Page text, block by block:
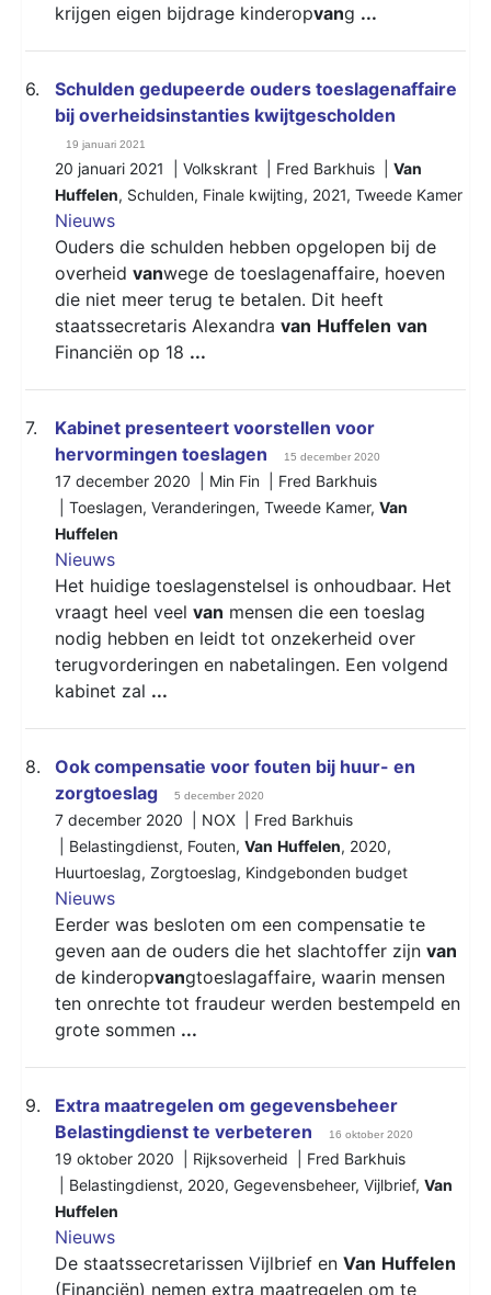
krijgen eigen bijdrage kinderopvang ...
6.
Schulden gedupeerde ouders toeslagenaffaire
bij overheidsinstanties kwijtgescholden
19 januari 2021
20 januari 2021 | Volkskrant | Fred Barkhuis | Van
Huffelen, Schulden, Finale kwijting, 2021, Tweede Kamer
Nieuws
Ouders die schulden hebben opgelopen bij de
overheid vanwege de toeslagenaffaire, hoeven
die niet meer terug te betalen. Dit heeft
staatssecretaris Alexandra van Huffelen van
Financiën op 18 ...
7.
Kabinet presenteert voorstellen voor
hervormingen toeslagen
15 december 2020
17 december 2020 | Min Fin | Fred Barkhuis
Toeslagen, Veranderingen, Tweede Kamer, Van
Huffelen
Nieuws
Het huidige toeslagenstelsel is onhoudbaar. Het
vraagt heel veel van mensen die een toeslag
nodig hebben en leidt tot onzekerheid over
terugvorderingen en nabetalingen. Een volgend
kabinet zal ...
8.
Ook compensatie voor fouten bij huur- en
zorgtoeslag
5 december 2020
7 december 2020 | NOX | Fred Barkhuis
Belastingdienst, Fouten, Van Huffelen, 2020,
Huurtoeslag, Zorgtoeslag, Kindgebonden budget
Nieuws
Eerder was besloten om een compensatie te
geven aan de ouders die het slachtoffer zijn van
de kinderopvangtoeslagaffaire, waarin mensen
ten onrechte tot fraudeur werden bestempeld en
grote sommen ...
9.
Extra maatregelen om gegevensbeheer
Belastingdienst te verbeteren
16 oktober 2020
19 oktober 2020 | Rijksoverheid | Fred Barkhuis
Belastingdienst, 2020, Gegevensbeheer, Vijlbrief, Van
Huffelen
Nieuws
De staatssecretarissen Vijlbrief en Van Huffelen
(Financiën) nemen extra maatregelen om te